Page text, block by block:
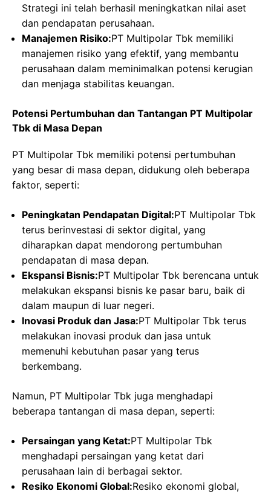
Strategi ini telah berhasil meningkatkan nilai aset
dan pendapatan perusahaan.
Manajemen Risiko:PT Multipolar Tbk memiliki
manajemen risiko yang efektif, yang membantu
perusahaan dalam meminimalkan potensi kerugian
dan menjaga stabilitas keuangan.
Potensi Pertumbuhan dan Tantangan PT Multipolar
Tbk di Masa Depan
PT Multipolar Tbk memiliki potensi pertumbuhan
yang besar di masa depan, didukung oleh beberapa
faktor, seperti:
Peningkatan Pendapatan Digital:PT Multipolar Tbk
terus berinvestasi di sektor digital, yang
diharapkan dapat mendorong pertumbuhan
pendapatan di masa depan.
Ekspansi Bisnis:PT Multipolar Tbk berencana untuk
melakukan ekspansi bisnis ke pasar baru, baik di
dalam maupun di luar negeri.
Inovasi Produk dan Jasa:PT Multipolar Tbk terus
melakukan inovasi produk dan jasa untuk
memenuhi kebutuhan pasar yang terus
berkembang.
Namun, PT Multipolar Tbk juga menghadapi
beberapa tantangan di masa depan, seperti:
Persaingan yang Ketat:PT Multipolar Tbk
menghadapi persaingan yang ketat dari
perusahaan lain di berbagai sektor.
Resiko Ekonomi Global:Resiko ekonomi global,